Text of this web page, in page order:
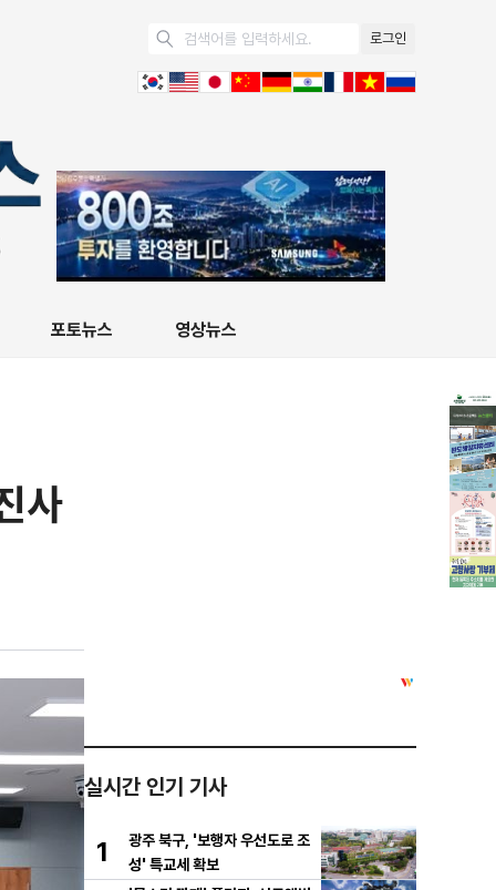
로그인
포토뉴스 영상뉴스
사
실시간 인기 기사
1
광주 북구, '보행자 우선도로 조
성' 특교세 확보